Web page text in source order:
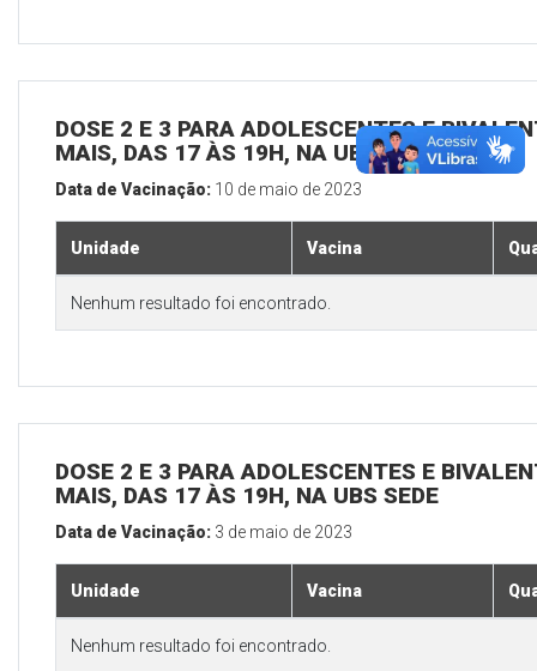
DOSE 2 E 3 PARA ADOLESCENTES E
MAIS, DAS 17 ÀS 19H, NA UBS SEDE
Data de Vacinação: 10 de maio de 2023
Unidade Vacina
Nenhum resultado foi encontrado.
DOSE 2 E 3 PARA ADOLESCENTES E
MAIS, DAS 17 ÀS 19H, NA UBS SEDE
Data de Vacinação: 3 de maio de 2023
Unidade Vacina
Nenhum resultado foi encontrado.